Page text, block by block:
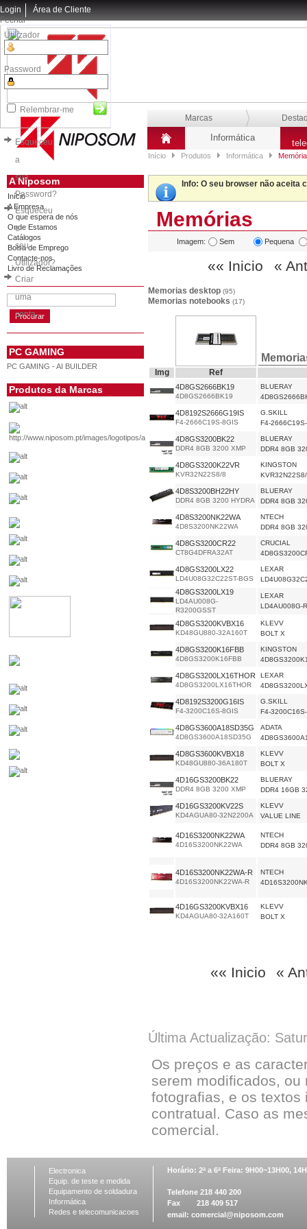
Login
Fechar
Utilizador
Password
Relembrar-me
Esqueceu
a
sua
Password?
Esqueceu
o
seu
Utilizador?
Criar
uma
conta
Área de Cliente
Marcas
Informática
Início Produtos Informática
A Niposom
Início
A Empresa
O que espera de nós
Onde Estamos
Catálogos
Bolsa de Emprego
Contacte-nos
Livro de Reclamações
PC GAMING
PC GAMING - AI BUILDER
Produtos da Marcas
Info: O seu browser não aceita
Memórias
Imagem: Sem Pequena
«« Inicio «
Memorias desktop (95)
Memorias notebooks (17)
Img Ref
4D8GS2666BK19
4D8GS2666BK19
BLUERAY
4D8192S2666G19IS
F4-2666C19S-8GIS
G.SKILL
F4-
4D8GS3200BK22
DDR4 8GB 3200 XMP
BLUERAY
DDR4 8GB
4D8GS3200K22VR
KVR32N22S8/8
KINGSTON
4D8S3200BH22HY
DDR4 8GB 3200 HYDRA
BLUERAY
DDR4 8GB
4D8S3200NK22WA
4D8S3200NK22WA
NTECH
DDR4 8GB
4D8GS3200CR22
CT8G4DFRA32AT
CRUCIAL
4D8GS3200LX22
LD4U08G32C22ST-BGS
LEXAR
4D8GS3200LX19
LD4AU008G-
R3200GSST
LEXAR
LD4AU008G-
4D8GS3200KVBX16
KD48GU880-32A160T
KLEVV
BOLT X
4D8GS3200K16FBB
4D8GS3200K16FBB
KINGSTON
4D8GS3200LX16THOR
4D8GS3200LX16THOR
LEXAR
4D8192S3200G16IS
F4-3200C16S-8GIS
G.SKILL
F4-
4D8GS3600A18SD35G
4D8GS3600A18SD35G
ADATA
4D8GS3600KVBX18
KD48GU880-36A180T
KLEVV
BOLT X
4D16GS3200BK22
DDR4 8GB 3200 XMP
BLUERAY
DDR4 16GB
4D16GS3200KV22S
KD4AGUA80-32N2200A
KLEVV
VALUE LINE
4D16S3200NK22WA
4D16S3200NK22WA
NTECH
DDR4 8GB
4D16S3200NK22WA-R
4D16S3200NK22WA-R
NTECH
4D16GS3200KVBX16
KD4AGUA80-32A160T
KLEVV
BOLT X
«« Inicio «
Última Actualização:
Os preços e as
serem modificados, ou
fotografias, e os
contratual. Caso as
comercial.
Electronica
Equip. de teste e medida
Equipamento de soldadura
Informática
Redes e telecomunicacoes
Horário: 2ª a 6ª Feira: 9H00~13H00,
Telefone 218 440 200
Fax 218 409 517
email: comercial@niposom.com